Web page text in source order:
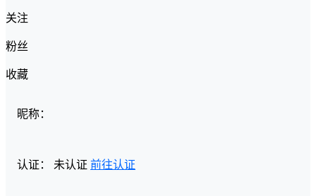
关注
粉丝
收藏
昵称：
认证： 未认证 前往认证